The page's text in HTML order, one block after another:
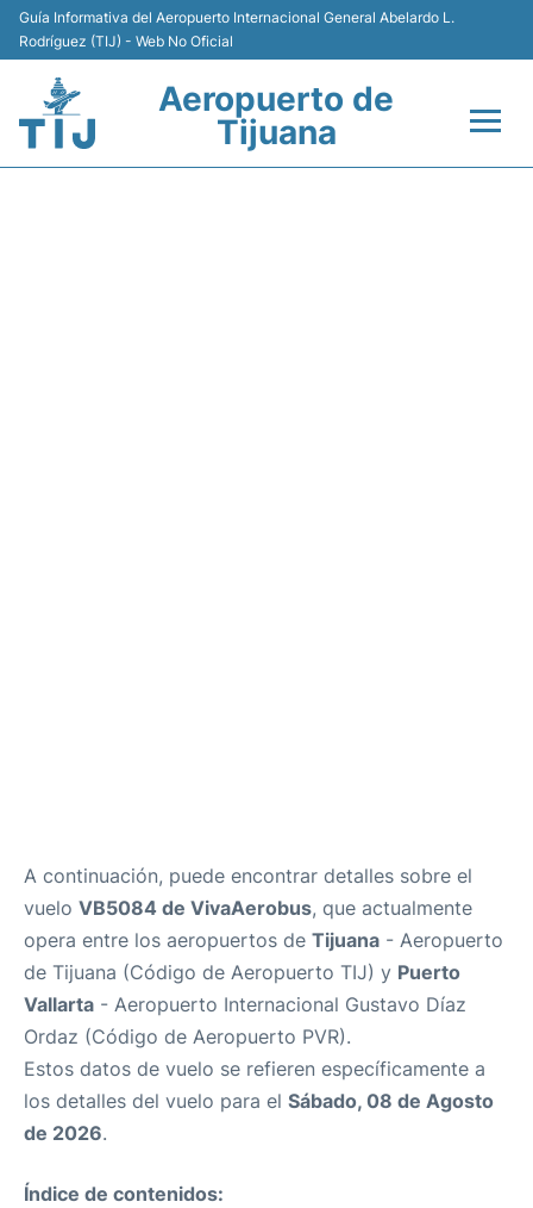
Guía Informativa del Aeropuerto Internacional General Abelardo L.
Rodríguez (TIJ) - Web No Oficial
Aeropuerto de
Tijuana
A continuación, puede encontrar detalles sobre el
vuelo VB5084 de VivaAerobus, que actualmente
opera entre los aeropuertos de Tijuana - Aeropuerto
de Tijuana (Código de Aeropuerto TIJ) y Puerto
Vallarta - Aeropuerto Internacional Gustavo Díaz
Ordaz (Código de Aeropuerto PVR).
Estos datos de vuelo se refieren específicamente a
los detalles del vuelo para el Sábado, 08 de Agosto
de 2026.
Índice de contenidos: